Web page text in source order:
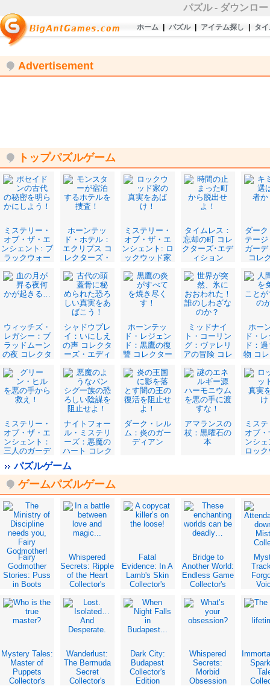
パズル- ダウンロ
ホーム パズル| アイテム探し タ
Advertisement
トップパズルゲーム
ミステリー・
オブ・ザ・エ
ンシェント: ブ
ラックウォー
レクターズ・
エディション
ホーンテッ
ド・ホテル：
エクリプス コ
レクターズ・
ミステリー・
オブ・ザ・エ
ンシェント: ロ
ックウッド家
ターズ・エデ
ィション
タイムレス：
忘却の町 コレ
クターズ･エデ
ィション
ダー
テー
ガー
コレ
ョ
ウィッチズ・
レガシー：ブ
ラッドムーン
の夜 コレクタ
ション
シャドウプレ
イ：いにしえ
の声 コレクタ
ーズ・エディ
ホーンテッ
ド・レジェン
ド：黒鷹の復
讐 コレクター
ョン
ミッドナイ
ト・コーリン
グ：ヴァレリ
アの冒険 コレ
ディション
ホー
ド・
ド：
物 コ
ョ
ミステリー・
オブ・ザ・エ
ンシェント：
三人のガーデ
ィアン コレク
ターズ・エデ
ィション
ナイトフォー
ル・ミステリ
ーズ：悪魔の
ハート コレク
ターズ・エデ
ダーク・レル
ム：炎のガー
ディアン
アマランスの
杖：黒曜石の
本
ミス
オブ
ンシ
ロッ
パズルゲーム
ゲームパズルゲーム
Fairy
Godmother
Stories: Puss
in Boots
Edition
Whispered
Secrets: Ripple
of the Heart
Collector's
Fatal
Evidence: In A
Lamb's Skin
Collector's
Bridge to
Another World:
Endless Game
Collector's
Mystery Tales:
Master of
Puppets
Collector's
Wanderlust:
The Bermuda
Secret
Collector's
Dark City:
Budapest
Collector's
Edition
Whispered
Secrets:
Morbid
Obsession